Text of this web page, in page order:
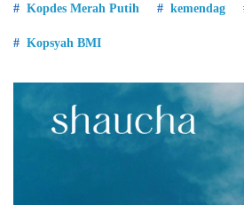
Kopdes Merah Putih kemendag
Kopsyah BMI